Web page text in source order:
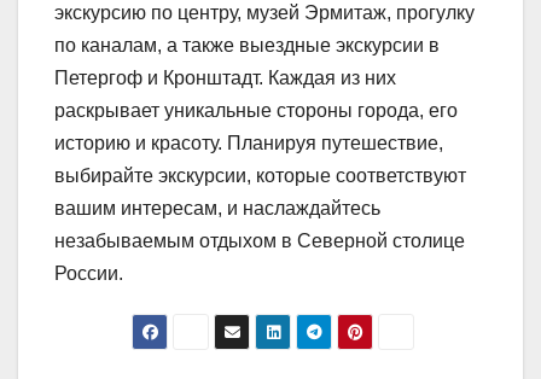
экскурсию по центру, музей Эрмитаж, прогулку
по каналам, а также выездные экскурсии в
Петергоф и Кронштадт. Каждая из них
раскрывает уникальные стороны города, его
историю и красоту. Планируя путешествие,
выбирайте экскурсии, которые соответствуют
вашим интересам, и наслаждайтесь
незабываемым отдыхом в Северной столице
России.